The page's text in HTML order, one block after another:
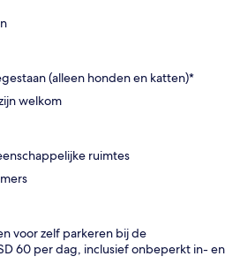
(alleen honden en katten)*
welkom
ruimtes
voor zelf parkeren bij de
60 per dag, inclusief onbeperkt in- en